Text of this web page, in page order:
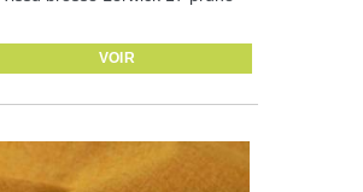
VOIR